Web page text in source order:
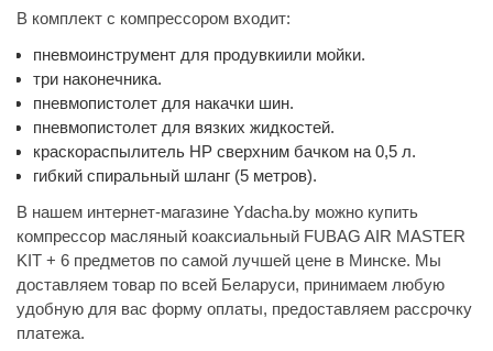
В комплект с компрессором входит:
пневмоинструмент для продувкиили мойки.
три наконечника.
пневмопистолет для накачки шин.
пневмопистолет для вязких жидкостей.
краскораспылитель HP сверхним бачком на 0,5 л.
гибкий спиральный шланг (5 метров).
В нашем интернет-магазине Ydacha.by можно купить
компрессор масляный коаксиальный FUBAG AIR MASTER
KIT + 6 предметов по самой лучшей цене в Минске. Мы
доставляем товар по всей Беларуси, принимаем любую
удобную для вас форму оплаты, предоставляем рассрочку
платежа.